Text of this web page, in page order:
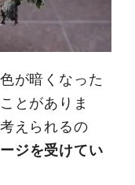
が暗くなった
とがありま
えられるの
ジを受けてい